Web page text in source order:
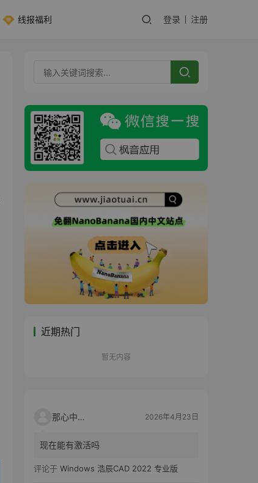
线报福利 登录 注册
近期热门
暂无内容
那心中的话 2026年4月23日
现在能有激活吗
评论于 Windows 浩辰CAD 2022 专业版